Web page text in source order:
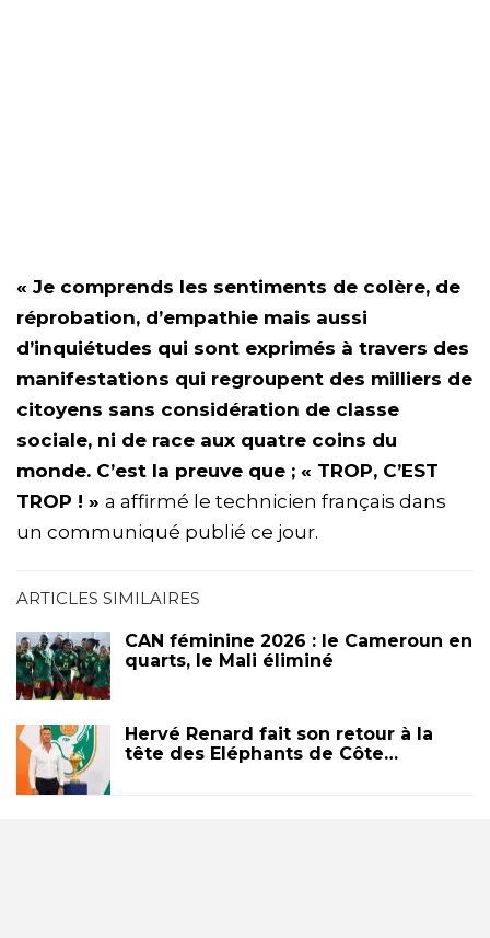
« Je comprends les sentiments de colère, de
réprobation, d’empathie mais aussi
d’inquiétudes qui sont exprimés à travers des
manifestations qui regroupent des milliers de
citoyens sans considération de classe
sociale, ni de race aux quatre coins du
monde. C’est la preuve que ; « TROP, C’EST
TROP ! » a affirmé le technicien français dans
un communiqué publié ce jour.
ARTICLES SIMILAIRES
CAN féminine 2026 : le Cameroun en
quarts, le Mali éliminé
Hervé Renard fait son retour à la
tête des Eléphants de Côte…